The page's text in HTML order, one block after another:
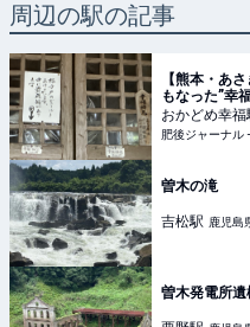
周辺の駅の記事
【熊本・あ
もなった”幸
サービスすぎ
けするメデ
おかどめ幸福
肥後ジャーナル
曽木の滝
吉松駅 鹿児島
曽木発電所遺